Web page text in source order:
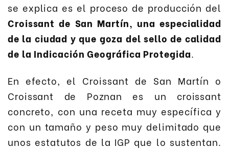
se explica es el proceso de producción del
Croissant de San Martín, una especialidad
de la ciudad y que goza del sello de calidad
de la Indicación Geográfica Protegida.
En efecto, el Croissant de San Martín o
Croissant de Poznan es un croissant
concreto, con una receta muy específica y
con un tamaño y peso muy delimitado que
unos estatutos de la IGP que lo sustentan.